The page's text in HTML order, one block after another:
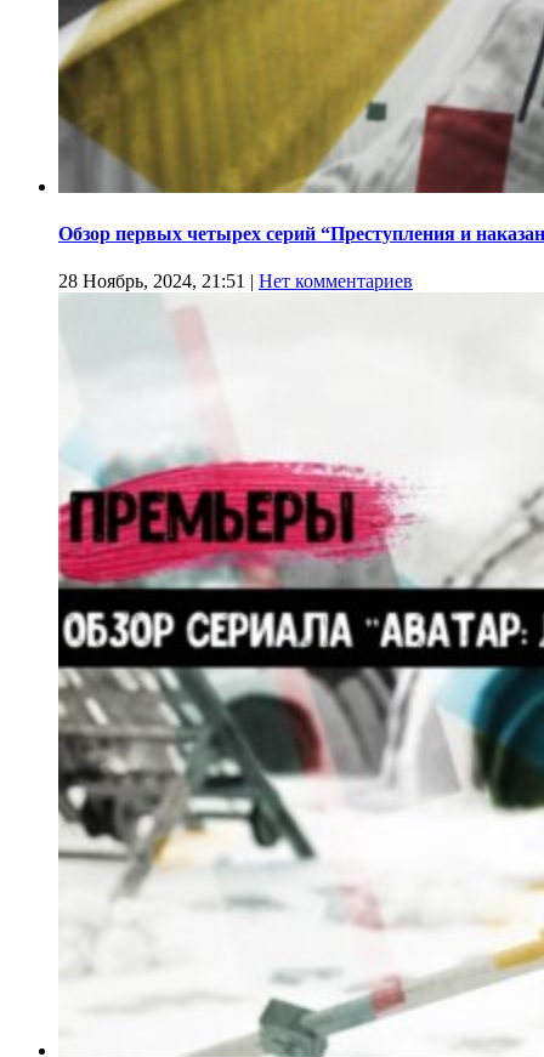
Обзор первых четырех серий “Преступления и
28 Ноябрь, 2024, 21:51 | Нет комментариев